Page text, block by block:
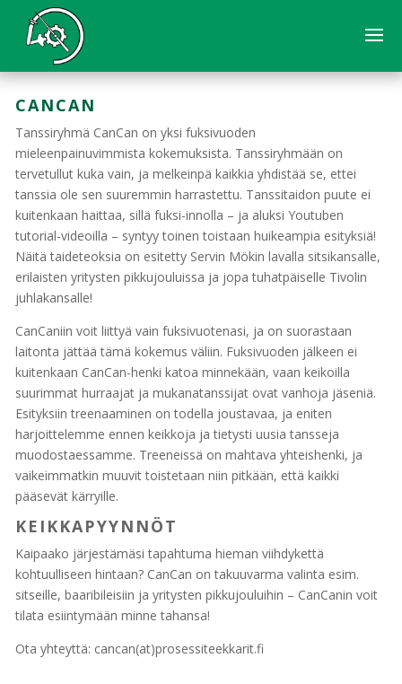
CANCAN
Tanssiryhmä CanCan on yksi fuksivuoden
mieleenpainuvimmista kokemuksista. Tanssiryhmään on
tervetullut kuka vain, ja melkeinpä kaikkia yhdistää se, ettei
tanssia ole sen suuremmin harrastettu. Tanssitaidon puute ei
kuitenkaan haittaa, sillä fuksi-innolla – ja aluksi Youtuben
tutorial-videoilla – syntyy toinen toistaan huikeampia esityksiä!
Näitä taideteoksia on esitetty Servin Mökin lavalla sitsikansalle,
erilaisten yritysten pikkujouluissa ja jopa tuhatpäiselle Tivolin
juhlakansalle!
CanCaniin voit liittyä vain fuksivuotenasi, ja on suorastaan
laitonta jättää tämä kokemus väliin. Fuksivuoden jälkeen ei
kuitenkaan CanCan-henki katoa minnekään, vaan keikoilla
suurimmat hurraajat ja mukanatanssijat ovat vanhoja jäseniä.
Esityksiin treenaaminen on todella joustavaa, ja eniten
harjoittelemme ennen keikkoja ja tietysti uusia tansseja
muodostaessamme. Treeneissä on mahtava yhteishenki, ja
vaikeimmatkin muuvit toistetaan niin pitkään, että kaikki
pääsevät kärryille.
KEIKKAPYYNNÖT
Kaipaako järjestämäsi tapahtuma hieman viihdykettä
kohtuulliseen hintaan? CanCan on takuuvarma valinta esim.
sitseille, baaribileisiin ja yritysten pikkujouluihin – CanCanin voit
tilata esiintymään minne tahansa!
Ota yhteyttä: cancan(at)prosessiteekkarit.fi